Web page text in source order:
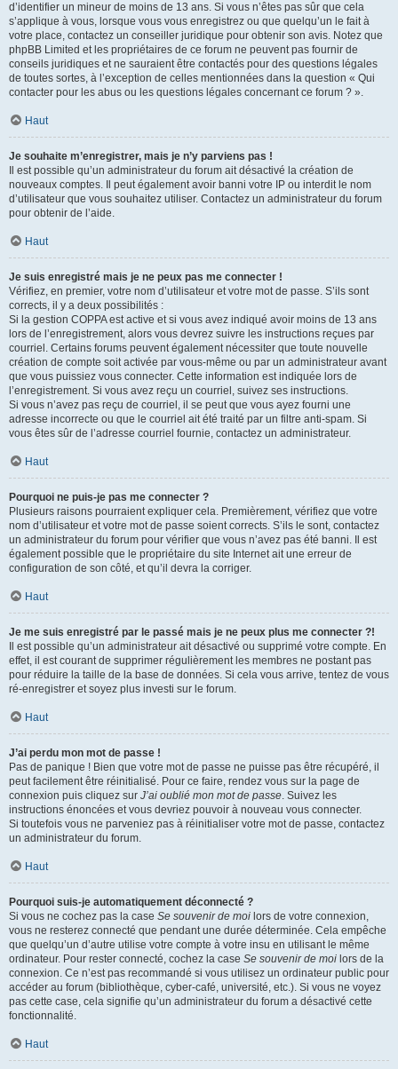
d’identifier un mineur de moins de 13 ans. Si vous n’êtes pas sûr que cela
s’applique à vous, lorsque vous vous enregistrez ou que quelqu’un le fait à
votre place, contactez un conseiller juridique pour obtenir son avis. Notez que
phpBB Limited et les propriétaires de ce forum ne peuvent pas fournir de
conseils juridiques et ne sauraient être contactés pour des questions légales
de toutes sortes, à l’exception de celles mentionnées dans la question « Qui
contacter pour les abus ou les questions légales concernant ce forum ? ».
Haut
Je souhaite m’enregistrer, mais je n’y parviens pas !
Il est possible qu’un administrateur du forum ait désactivé la création de
nouveaux comptes. Il peut également avoir banni votre IP ou interdit le nom
d’utilisateur que vous souhaitez utiliser. Contactez un administrateur du forum
pour obtenir de l’aide.
Haut
Je suis enregistré mais je ne peux pas me connecter !
Vérifiez, en premier, votre nom d’utilisateur et votre mot de passe. S’ils sont
corrects, il y a deux possibilités :
Si la gestion COPPA est active et si vous avez indiqué avoir moins de 13 ans
lors de l’enregistrement, alors vous devrez suivre les instructions reçues par
courriel. Certains forums peuvent également nécessiter que toute nouvelle
création de compte soit activée par vous-même ou par un administrateur avant
que vous puissiez vous connecter. Cette information est indiquée lors de
l’enregistrement. Si vous avez reçu un courriel, suivez ses instructions.
Si vous n’avez pas reçu de courriel, il se peut que vous ayez fourni une
adresse incorrecte ou que le courriel ait été traité par un filtre anti-spam. Si
vous êtes sûr de l’adresse courriel fournie, contactez un administrateur.
Haut
Pourquoi ne puis-je pas me connecter ?
Plusieurs raisons pourraient expliquer cela. Premièrement, vérifiez que votre
nom d’utilisateur et votre mot de passe soient corrects. S’ils le sont, contactez
un administrateur du forum pour vérifier que vous n’avez pas été banni. Il est
également possible que le propriétaire du site Internet ait une erreur de
configuration de son côté, et qu’il devra la corriger.
Haut
Je me suis enregistré par le passé mais je ne peux plus me connecter ?!
Il est possible qu’un administrateur ait désactivé ou supprimé votre compte. En
effet, il est courant de supprimer régulièrement les membres ne postant pas
pour réduire la taille de la base de données. Si cela vous arrive, tentez de vous
ré-enregistrer et soyez plus investi sur le forum.
Haut
J’ai perdu mon mot de passe !
Pas de panique ! Bien que votre mot de passe ne puisse pas être récupéré, il
peut facilement être réinitialisé. Pour ce faire, rendez vous sur la page de
connexion puis cliquez sur J’ai oublié mon mot de passe. Suivez les
instructions énoncées et vous devriez pouvoir à nouveau vous connecter.
Si toutefois vous ne parveniez pas à réinitialiser votre mot de passe, contactez
un administrateur du forum.
Haut
Pourquoi suis-je automatiquement déconnecté ?
Si vous ne cochez pas la case Se souvenir de moi lors de votre connexion,
vous ne resterez connecté que pendant une durée déterminée. Cela empêche
que quelqu’un d’autre utilise votre compte à votre insu en utilisant le même
ordinateur. Pour rester connecté, cochez la case Se souvenir de moi lors de la
connexion. Ce n’est pas recommandé si vous utilisez un ordinateur public pour
accéder au forum (bibliothèque, cyber-café, université, etc.). Si vous ne voyez
pas cette case, cela signifie qu’un administrateur du forum a désactivé cette
fonctionnalité.
Haut